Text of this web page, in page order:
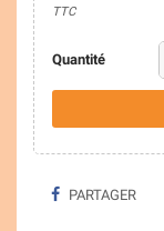
TTC
Quantité
PARTAGER